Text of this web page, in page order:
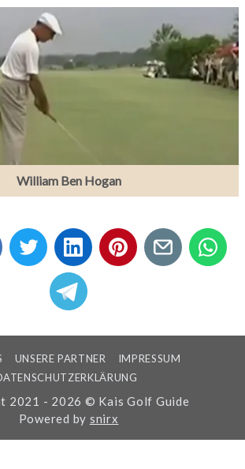
William Ben Hogan
UNSERE PARTNER
IMPRESSUM
2021 - 2026 © Kais Golf Guide
Powered by snirx